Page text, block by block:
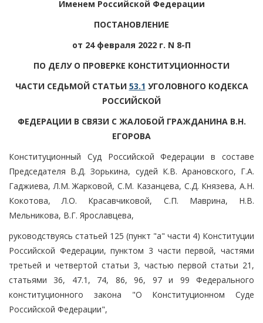
Именем Российской Федерации
ПОСТАНОВЛЕНИЕ
от 24 февраля 2022 г. N 8-П
ПО ДЕЛУ О ПРОВЕРКЕ КОНСТИТУЦИОННОСТИ
ЧАСТИ СЕДЬМОЙ СТАТЬИ 53.1 УГОЛОВНОГО КОДЕКСА
РОССИЙСКОЙ
ФЕДЕРАЦИИ В СВЯЗИ С ЖАЛОБОЙ ГРАЖДАНИНА В.Н.
ЕГОРОВА
Конституционный Суд Российской Федерации в составе
Председателя В.Д. Зорькина, судей К.В. Арановского, Г.А.
Гаджиева, Л.М. Жарковой, С.М. Казанцева, С.Д. Князева, А.Н.
Кокотова, Л.О. Красавчиковой, С.П. Маврина, Н.В.
Мельникова, В.Г. Ярославцева,
руководствуясь статьей 125 (пункт "а" части 4) Конституции
Российской Федерации, пунктом 3 части первой, частями
третьей и четвертой статьи 3, частью первой статьи 21,
статьями 36, 47.1, 74, 86, 96, 97 и 99 Федерального
конституционного закона "О Конституционном Суде
Российской Федерации",